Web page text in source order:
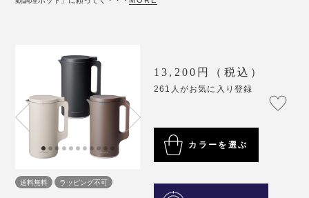
送料無料 ラッピング不可
13,200円（税込）
261人がお気に入り登録
カラーを選ぶ